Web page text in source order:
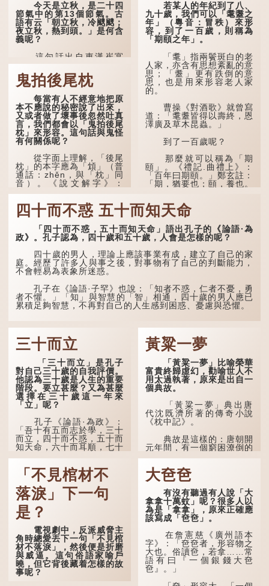
今天是立秋，是二十四
節氣中的第13個節氣。古
語有云「朝立秋，冷颼颼；
夜立秋，熱到頭。」是何含
義呢？
這句話出自東漢崔寔
《四民月令》：「朝立秋，
冷颼颼；夜立秋，熱到
頭」。到了清代，顧祿在
《清嘉錄》中記錄蘇州風俗
時，也引用了這句諺語。不
過當地百姓的口頭說法是
「朝立秋，渹颼颼；夜立
秋，熱吽吽」。雖然用字略
有不同，但意思完全一致。
準呢？它反映了古人的一種
樸素觀察：如果立秋的精
確...
鬼拍後尾枕
每當有人不經意地把原
本不應說的秘密說了出來，
又或者做了壞事後忽然吐真
言，我們都會以「鬼拍後尾
枕」來形容。這句話與鬼怪
有何關係呢？
從字面上理解，「後尾
枕」的本字應為「䪴」（普
通話：zhěn，與「枕」同
音）。《說文解字》：
民間流傳有一種說法，
人會將一些不欲為人所知的
記憶藏於頸後之處。如果忽
然吐真言，就好像被不明東
西（如鬼魂）在後腦拍了一
下，藏在腦中的秘密便脫口
而出。因此「鬼拍...
若某人的年紀到了八、
九十歲，我們可以「耄耋之
年」（粵音：冒秩）來形
容，到了一百歲，則稱為
「期頤之年」。
「耄」指兩鬢斑白的老
人家，亦含有思想紊亂的意
思；「耋」更有跌倒的意
思，也是用來形容老人家
的。
曹操《對酒歌》就曾寫
道：「耄耋皆得以壽終，恩
澤廣及草木昆蟲。」
到了一百歲呢？
那麼就可以稱為「期
頤」。《禮記.曲禮上》：
「百年曰期頤。」鄭玄註：
「期，猶要也；頤，養也。
四十而不惑 五十而知天命
「四十而不惑，五十而知天命」語出孔子的《論語·為
政》。孔子認為，四十歲和五十歲，人會是怎樣的呢？
四十歲的男人，理論上應該事業有成，建立了自己的家
庭。經歷了許多人與事之後，對事物有了自己的判斷能力，
不會輕易為表象所迷惑。
孔子在《論語·子罕》也說：「知者不惑，仁者不憂，勇
者不懼。」「知」與智慧的「智」相通，四十歲的男人應已
累積足夠智慧，不再對自己的人生感到困惑、憂慮與恐懼。
三十而立
「三十而立」是孔子
對自己三十歲的自我評價。
他認為三十歲是人生的重要
階段。要立甚麼？又為甚麼
選擇在三十歲這一年來
「立」呢？
孔子《論語·為政》：
「吾十有五而志於學，三十
而立，四十而不惑，五十而
知天命，六十而耳順，七十
在古代，男子一般於二
十歲進行冠禮，冠禮完成後
便是成人，但由於未達壯
年，所以又稱「弱冠」。
《禮記·曲禮》明確記載：
「人生十年曰幼，學；二十
曰弱，冠；三十曰壯，有
室。」這說明三十歲在...
黃粱一夢
「黃粱一夢」比喻榮華
富貴終歸虛幻，勸喻世人不
用太過執著，原來是出自一
個典故。
「黃粱一夢」典出唐
代沈既濟所著的傳奇小說
《枕中記》。
典故是這樣的：唐朝開
元年間，有一個窮困潦倒的
遇到一位呂姓道士，兩人暢
談甚歡。
言談間，盧姓書生感慨
自己雖貴為讀書人，但一直
未能考取功名，仍然貧困，
感到十分落泊。於是，道士
拿出一個青瓷枕頭，讓...
「不見棺材不
落淚」下一句
是？
電視劇中，反派威脅主
角時總愛丟下一句「不見棺
材不落淚」，然後便是折磨
與威逼。這句俗語家喻戶
曉，但它背後藏着怎樣的故
事呢？
大夿夿
有沒有聽過有人說「大
拿拿十萬蚊」呢？很多人以
為是「拿拿」，原來正確應
該寫成「夿夿」。
在詹憲慈《廣州語本
字》：「夿夿者，形容物之
大也。俗讀夿，若拿……常
語有曰『一個銀錢大夿
夿』。」